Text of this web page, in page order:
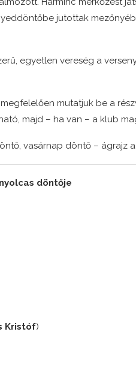
jutottak
egyetlen vereség a
mutatjuk be a
majd – ha van – a klub
vasárnap döntő – ágrajz
döntője
Kristóf)